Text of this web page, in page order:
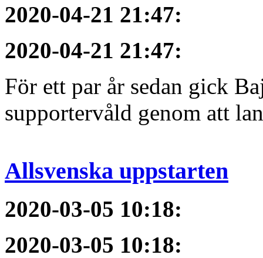
2020-04-21 21:47:
2020-04-21 21:47:
För ett par år sedan gick
supportervåld genom att
Allsvenska uppstarten
2020-03-05 10:18:
2020-03-05 10:18: